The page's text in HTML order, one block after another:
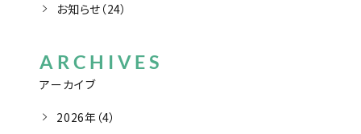
お知らせ（24）
アーカイブ
ARCHIVES
2026年（4）